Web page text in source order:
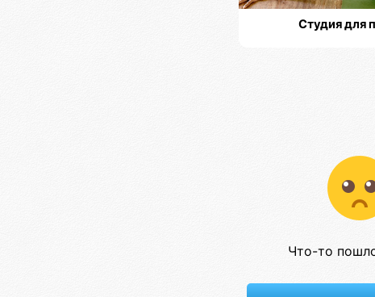
Студия для
Что-то